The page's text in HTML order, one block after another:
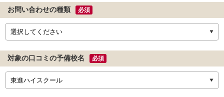
お問い合わせの種類 必須
対象の口コミの予備校名 必須